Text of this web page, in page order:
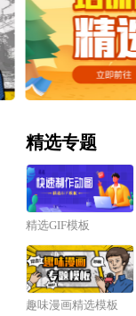
精选专题
精选GIF模板
趣味漫画精选模板